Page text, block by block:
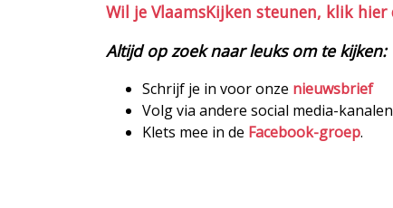
Wil je VlaamsKijken steunen, klik
Altijd op zoek naar leuks om te kijken:
Schrijf je in voor onze nieuwsbrief
Volg via andere social media-
Klets mee in de Facebook-groep.